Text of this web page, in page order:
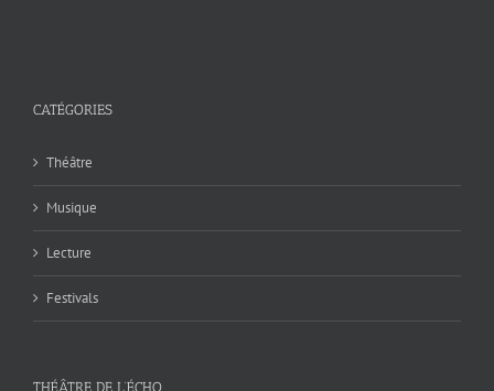
CATÉGORIES
Théâtre
Musique
Lecture
Festivals
THÉÂTRE DE L’ÉCHO